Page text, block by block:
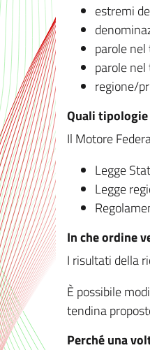
estremi
parole
parole
regione/
Quali
Il Motore
Legge
Legge
In che ordine
I risultati della
È possibile
tendina
Perché una